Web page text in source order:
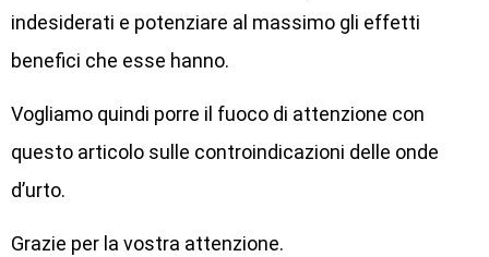
indesiderati e potenziare al massimo gli effetti
benefici che esse hanno.
Vogliamo quindi porre il fuoco di attenzione con
questo articolo sulle controindicazioni delle onde
d’urto.
Grazie per la vostra attenzione.